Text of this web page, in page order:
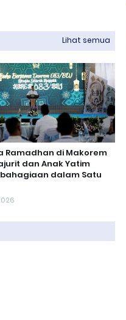
Lihat semua
Ramadhan di Makorem
dan Anak Yatim
dalam Satu